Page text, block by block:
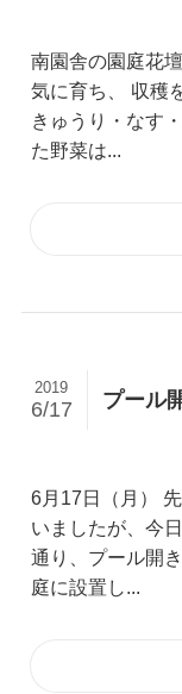
南園舎の園庭花
気に育ち、 収穫
きゅうり・な
た野菜は...
プール
2019
6/17
6月17日（月）
いましたが、今
通り、プール開
庭に設置し...